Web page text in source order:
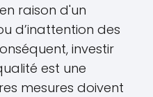
raison d'un
d’inattention des
investir
est une
mesures doivent